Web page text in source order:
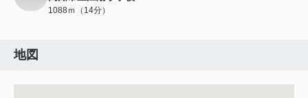
1088ｍ（14分）
地図